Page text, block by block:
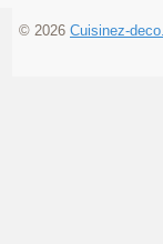
© 2026 Cuisinez-